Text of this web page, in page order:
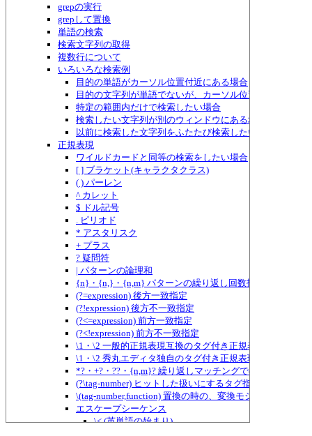
grepの実行
grepして置換
単語の検索
検索文字列の取得
複数行について
いろいろな検索例
目的の単語がカーソル位置付近にある場合
目的の文字列が単語でないが、カーソル位置付近にある
特定の範囲内だけで検索したい場合
検索したい文字列が別のウィンドウにある場合
以前に検索した文字列をふたたび検索したい場合
正規表現
ワイルドカードと同等の検索をしたい場合
[ ] ブラケット(キャラクタクラス)
( ) パーレン
^ カレット
$ ドル記号
. ピリオド
* アスタリスク
+ プラス
? 疑問符
| パターンの論理和
{n}・{n,}・{n,m} パターンの繰り返し回数指定
(?=expression) 後方一致指定
(?!expression) 後方不一致指定
(?<=expression) 前方一致指定
(?<!expression) 前方不一致指定
\1・\2 一般的正規表現互換のタグ付き正規表現
\1・\2 秀丸エディタ独自のタグ付き正規表現
*?・+?・??・{n,m}? 繰り返しマッチングでのものぐさ指定
(?\tag-number) ヒットした扱いにするタグ指定
\(tag-number,function) 置換の時の、変換モジュールによる
エスケープシーケンス
\< (英単語の始まり)